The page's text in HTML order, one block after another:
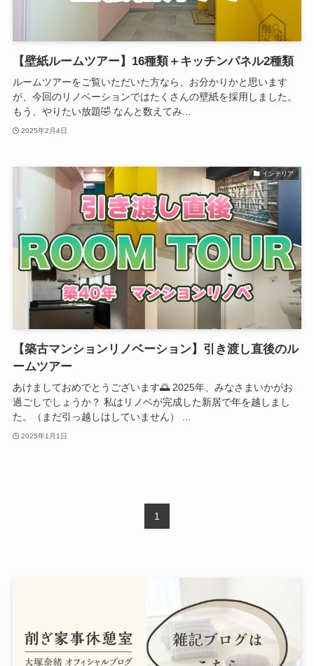
【壁紙ルームツアー】16種類＋キッチンパネル2種類
ルームツアーをご覧いただいた方なら、お分かりかと思います
が、今回のリノベーションではたくさんの壁紙を採用しました。
もう、やりたい放題🤣 なんと数えてみ...
2025年2月4日
インテリア
【築古マンションリノベーション】引き渡し直後のル
ームツアー
あけましておめでとうございます🌅 2025年、みなさまいかがお
過ごしでしょうか？ 私はリノベが完成した新居で年を越しまし
た。（まだ引っ越しはしていません） ...
2025年1月1日
1